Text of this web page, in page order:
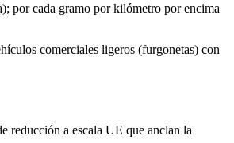
por cada gramo por kilómetro por encima
comerciales ligeros (furgonetas) con
reducción a escala UE que anclan la